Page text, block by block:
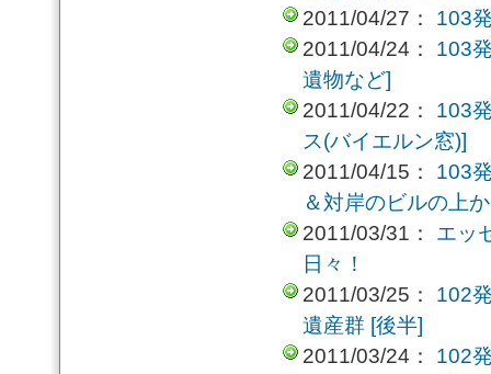
2011/04/27： 103
2011/04/24： 103
遺物など]
2011/04/22： 103
ス(バイエルン窓)]
2011/04/15： 103
＆対岸のビルの上
2011/03/31： エッ
日々！
2011/03/25： 102
遺産群 [後半]
2011/03/24： 102